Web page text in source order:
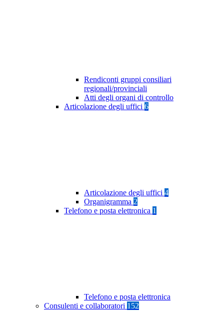
Rendiconti gruppi consiliari
regionali/provinciali
Atti degli organi di controllo
Articolazione degli uffici 6
Articolazione degli uffici 4
Organigramma 2
Telefono e posta elettronica 1
Telefono e posta elettronica
Consulenti e collaboratori 152